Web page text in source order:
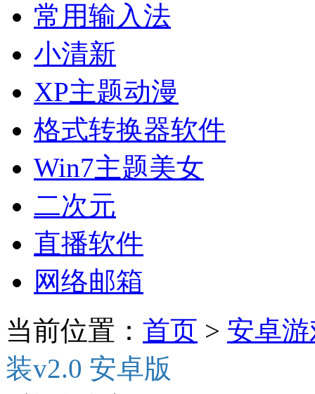
常用输入法
小清新
XP主题动漫
格式转换器软件
Win7主题美女
二次元
直播软件
网络邮箱
当前位置： 首页 > 安卓
装v2.0 安卓版